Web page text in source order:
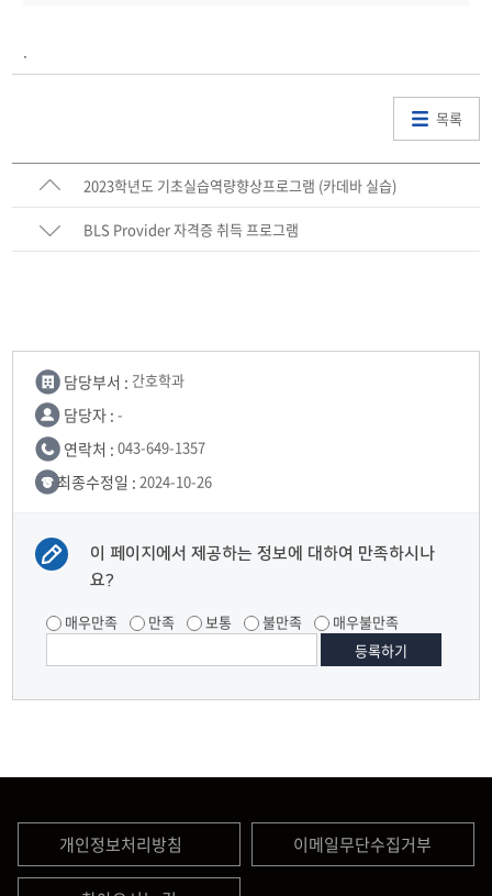
.
목록
2023학년도 기초실습역량향상프로그램 (카데바 실습)
BLS Provider 자격증 취득 프로그램
담당부서 : 간호학과
담당자 : -
연락처 : 043-649-1357
최종수정일 : 2024-10-26
이 페이지에서 제공하는 정보에 대하여 만족하시나
요?
매우만족 만족 보통 불만족 매우불만족
개인정보처리방침 이메일무단수집거부